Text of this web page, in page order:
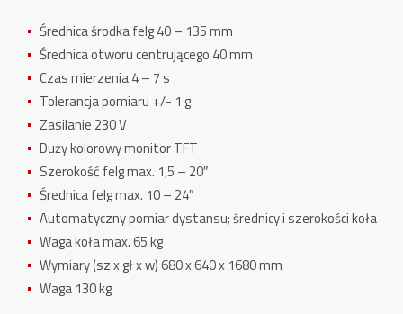
Średnica środka felg 40 – 135 mm
Średnica otworu centrującego 40 mm
Czas mierzenia 4 – 7 s
Tolerancja pomiaru +/- 1 g
Zasilanie 230 V
Duży kolorowy monitor TFT
Szerokość felg max. 1,5 – 20″
Średnica felg max. 10 – 24″
Automatyczny pomiar dystansu; średnicy i szerokości koła
Waga koła max. 65 kg
Wymiary (sz x gł x w) 680 x 640 x 1680 mm
Waga 130 kg